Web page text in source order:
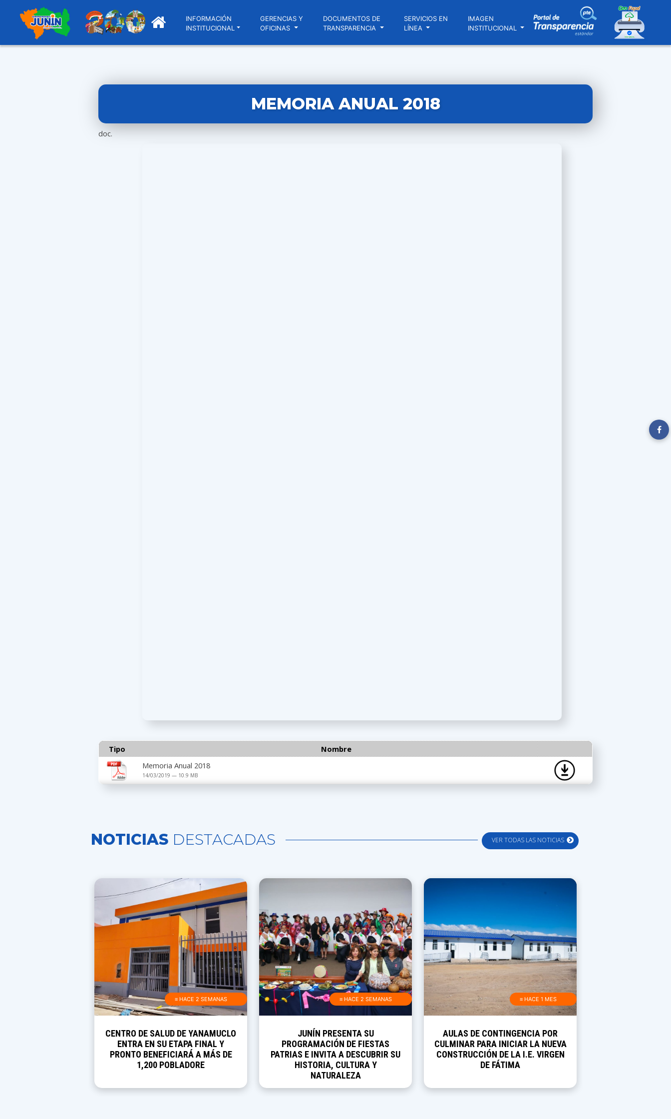
INFORMACIÓN
INSTITUCIONAL
GERENCIAS Y
OFICINAS
DOCUMENTOS DE
TRANSPARENCIA
SERVICIOS EN
LÍNEA
IMAGEN
INSTITUCIONAL
MEMORIA ANUAL 2018
doc.
Tipo
Nombre
Memoria Anual 2018
14/03/2019 — 10.9 MB
VER TODAS LAS NOTICIAS
NOTICIAS DESTACADAS
≡ HACE 2 SEMANAS
CENTRO DE SALUD DE YANAMUCLO
ENTRA EN SU ETAPA FINAL Y
PRONTO BENEFICIARÁ A MÁS DE
1,200 POBLADORE
≡ HACE 2 SEMANAS
JUNÍN PRESENTA SU
PROGRAMACIÓN DE FIESTAS
PATRIAS E INVITA A DESCUBRIR SU
HISTORIA, CULTURA Y
NATURALEZA
≡ HACE 1 MES
AULAS DE CONTINGENCIA POR
CULMINAR PARA INICIAR LA NUEVA
CONSTRUCCIÓN DE LA I.E. VIRGEN
DE FÁTIMA